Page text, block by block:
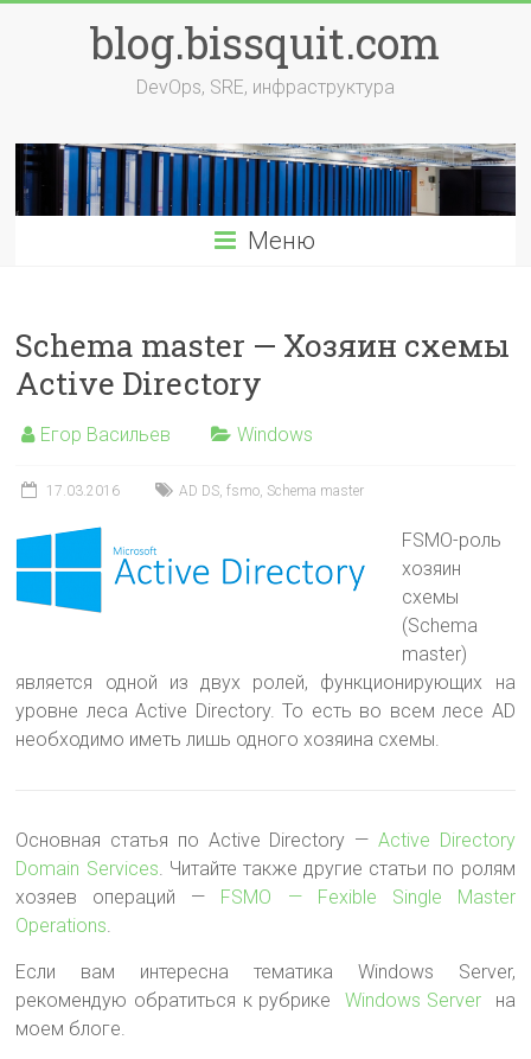
содержимомуblog.bissquit.com
DevOps, SRE, инфраструктура
Меню
Schema master — Хозяин схемы
Active Directory
Егор Васильев Windows
17.03.2016 AD DS,fsmo, Schema master
FSMO-роль
хозяин
схемы
(Schema
master)
является одной из двух ролей, функционирующих на
уровне леса Active Directory. То есть во всем лесе AD
необходимо иметь лишь одного хозяина схемы.
Основная статья по Active Directory — Active Directory
Domain Services. Читайте также другие статьи по ролям
хозяев операций — FSMO — Fexible Single Master
Operations.
Если вам интересна тематика Windows Server,
рекомендую обратиться к рубрике Windows Server
на
моем блоге.